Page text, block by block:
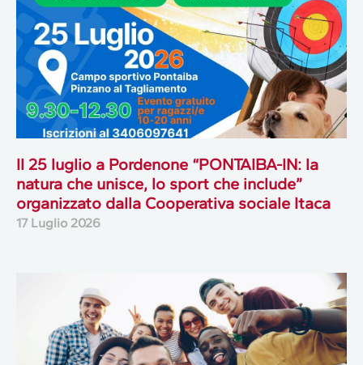
Il 25 luglio a Pordenone “PONTAIBA-IN: la
natura che unisce, lo sport che include”
organizzato dalla Cooperativa sociale Itaca
17 Luglio 2026